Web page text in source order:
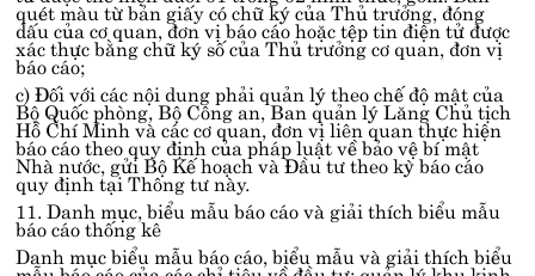
quét màu từ bản giấy có chữ ký của Thủ trưởng, đóng
dấu của cơ quan, đơn vị báo cáo hoặc tệp tin điện tử được
xác thực bằng chữ ký số của Thủ trưởng cơ quan, đơn vị
báo cáo;
c) Đối với các nội dung phải quản lý theo chế độ mật của
Bộ Quốc phòng, Bộ Công an, Ban quản lý Lăng Chủ tịch
Hồ Chí Minh và các cơ quan, đơn vị liên quan thực hiện
báo cáo theo quy định của pháp luật về bảo vệ bí mật
Nhà nước, gửi Bộ Kế hoạch và Đầu tư theo kỳ báo cáo
quy định tại Thông tư này.
11. Danh mục, biểu mẫu báo cáo và giải thích biểu mẫu
báo cáo thống kê
Danh mục biểu mẫu báo cáo, biểu mẫu và giải thích biểu